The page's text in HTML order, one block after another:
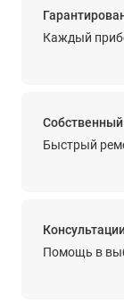
Просветленная
Точность
Прочее
Каждый
Быстрый
Помощь в